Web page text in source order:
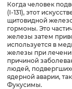
Когда человек
(I-131), этот
щитовидной
гормоны. Это
железы затем
используется в
железы при
причиной
людей,
ядерной аварии,
Фукусимы.